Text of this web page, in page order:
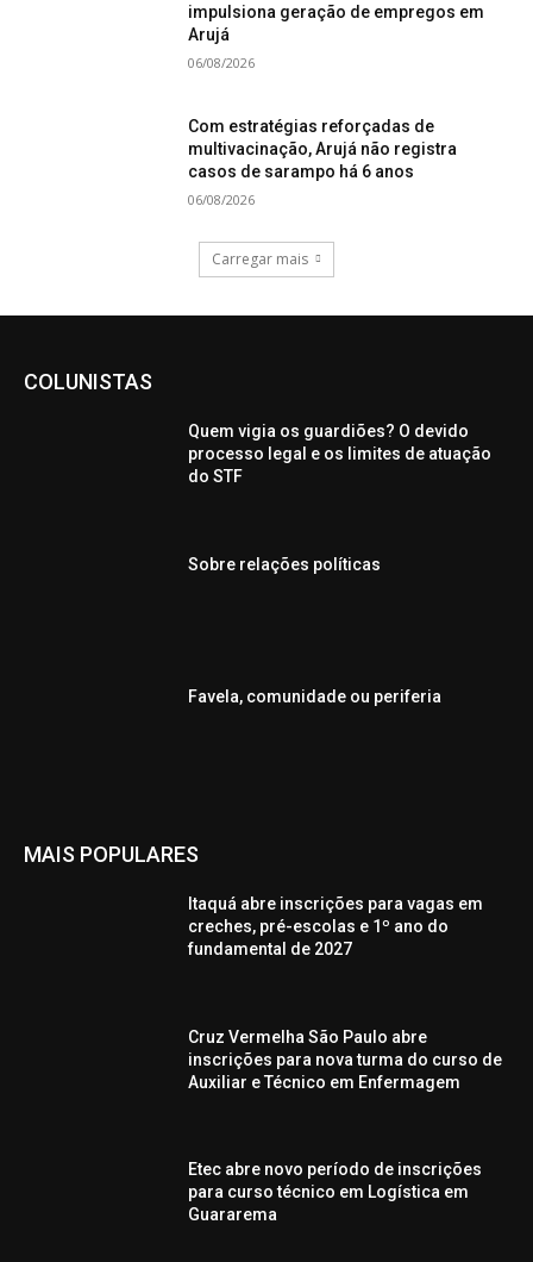
impulsiona geração de empregos em
Arujá
06/08/2026
Com estratégias reforçadas de
multivacinação, Arujá não registra
casos de sarampo há 6 anos
06/08/2026
Carregar mais
COLUNISTAS
Quem vigia os guardiões? O devido
processo legal e os limites de atuação
do STF
Sobre relações políticas
Favela, comunidade ou periferia
MAIS POPULARES
Itaquá abre inscrições para vagas em
creches, pré-escolas e 1º ano do
fundamental de 2027
Cruz Vermelha São Paulo abre
inscrições para nova turma do curso de
Auxiliar e Técnico em Enfermagem
Etec abre novo período de inscrições
para curso técnico em Logística em
Guararema